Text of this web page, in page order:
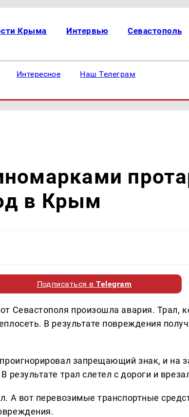
Крыма Интервью Севастополь
Интересное Наш Телеграм
в Крым
Подписаться вTelegram
Севастополя произошла авария. Трал,
В результате повреждения
запрещающий знак, и на
результате трал слетел с дороги и
А вот перевозимые транспортные